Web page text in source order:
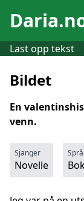
Last opp tekst
Bildet
En
venn.
Sjanger
Novelle